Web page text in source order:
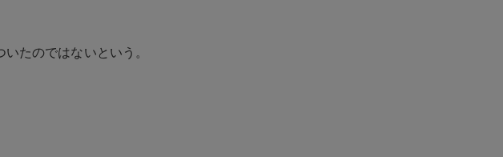
たのではないという。